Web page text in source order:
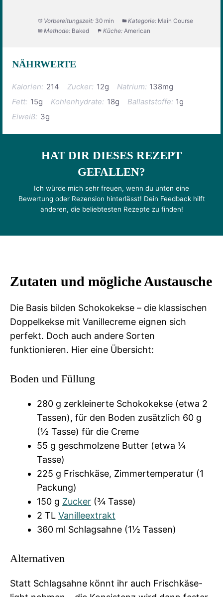
Vorbereitungszeit: 30 min Kategorie: Main Course
Methode: Baked Küche: American
NÄHRWERTE
Kalorien: 214 Zucker: 12g Natrium: 138mg
Fett: 15g Kohlenhydrate: 18g Ballaststoffe: 1g
Eiweiß: 3g
HAT DIR DIESES REZEPT
GEFALLEN?
Ich würde mich sehr freuen, wenn du unten eine
Bewertung oder Rezension hinterlässt! Dein Feedback hilft
anderen, die beliebtesten Rezepte zu finden!
Zutaten und mögliche Austausche
Die Basis bilden Schokokekse – die klassischen
Doppelkekse mit Vanillecreme eignen sich
perfekt. Doch auch andere Sorten
funktionieren. Hier eine Übersicht:
Boden und Füllung
280 g zerkleinerte Schokokekse (etwa 2
Tassen), für den Boden zusätzlich 60 g
(½ Tasse) für die Creme
55 g geschmolzene Butter (etwa ¼
Tasse)
225 g Frischkäse, Zimmertemperatur (1
Packung)
150 g Zucker (¾ Tasse)
2 TL Vanilleextrakt
360 ml Schlagsahne (1½ Tassen)
Alternativen
Statt Schlagsahne könnt ihr auch Frischkäse-